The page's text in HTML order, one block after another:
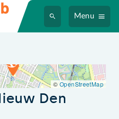
Menu
Den Helder
Den
©OpenStreetMap